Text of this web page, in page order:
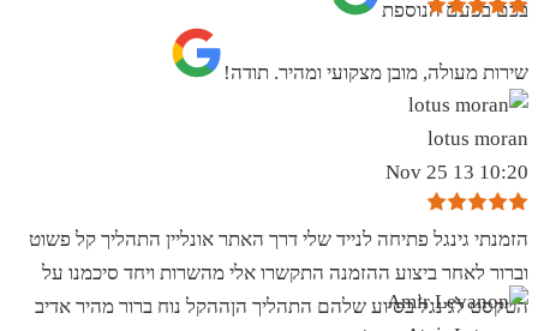
בכם בפעם הנוספת
שירות מעולה, מובן מצקועי ומהיר. תודה!
lotus moran
10:20 13 Nov 25
הזמנתי גינגל פתיחה לנייד שלי דרך האתר אונליין התהליך קל פשוט
וברור לאחר ביצוע ההזמנה התקשרו אלי מהשרות ויחד סיכמנו על
הטקסט לגינגל בסיוע שלהם התהליך הןההקל נוח ברור מהיר אדיב